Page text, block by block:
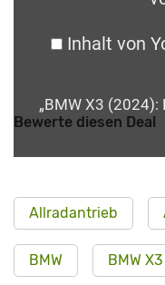
Inhalt von
„BMW X3 (2024):
Bewerte diesen Deal
Allradantrieb
BMW BMW X3